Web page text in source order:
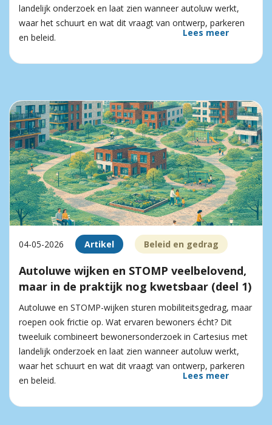
landelijk onderzoek en laat zien wanneer autoluw werkt,
waar het schuurt en wat dit vraagt van ontwerp, parkeren
en beleid.
Lees meer
04-05-2026 Artikel Beleid en gedrag
Autoluwe wijken en STOMP veelbelovend,
maar in de praktijk nog kwetsbaar (deel 1)
Autoluwe en STOMP-wijken sturen mobiliteitsgedrag, maar
roepen ook frictie op. Wat ervaren bewoners écht? Dit
tweeluik combineert bewonersonderzoek in Cartesius met
landelijk onderzoek en laat zien wanneer autoluw werkt,
waar het schuurt en wat dit vraagt van ontwerp, parkeren
en beleid.
Lees meer